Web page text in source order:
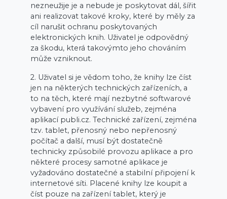
nezneužije je a nebude je poskytovat dál, šířit
ani realizovat takové kroky, které by měly za
cíl narušit ochranu poskytovaných
elektronických knih. Uživatel je odpovědný
za škodu, která takovýmto jeho chováním
může vzniknout.
2. Uživatel si je vědom toho, že knihy lze číst
jen na některých technických zařízeních, a
to na těch, které mají nezbytné softwarové
vybavení pro využívání služeb, zejména
aplikací publi.cz. Technické zařízení, zejména
tzv. tablet, přenosný nebo nepřenosný
počítač a další, musí být dostatečně
technicky způsobilé provozu aplikace a pro
některé procesy samotné aplikace je
vyžadováno dostatečné a stabilní připojení k
internetové síti. Placené knihy lze koupit a
číst pouze na zařízení tablet, který je